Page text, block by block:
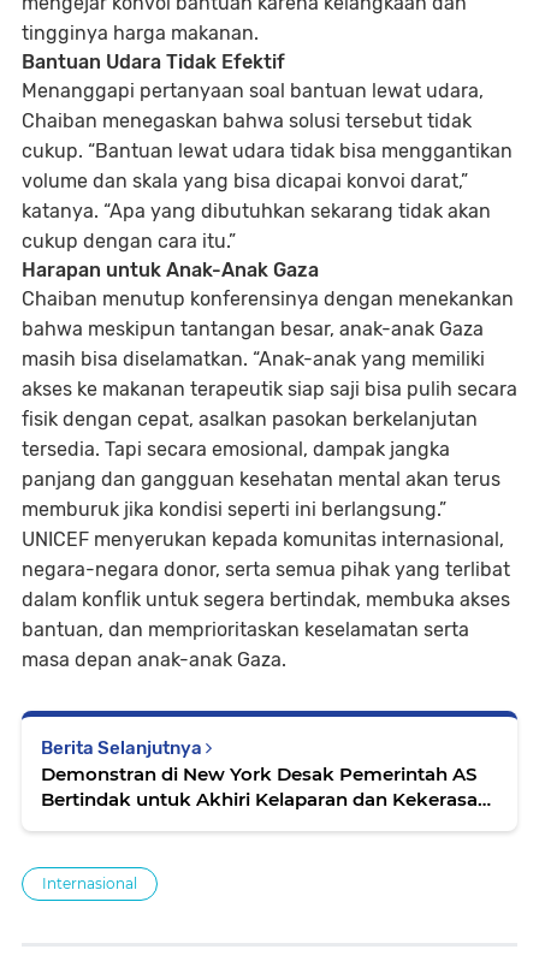
tingginya harga makanan.
Bantuan Udara Tidak Efektif
Menanggapi pertanyaan soal bantuan lewat udara,
Chaiban menegaskan bahwa solusi tersebut tidak
cukup. “Bantuan lewat udara tidak bisa menggantikan
volume dan skala yang bisa dicapai konvoi darat,”
katanya. “Apa yang dibutuhkan sekarang tidak akan
cukup dengan cara itu.”
Harapan untuk Anak-Anak Gaza
Chaiban menutup konferensinya dengan menekankan
bahwa meskipun tantangan besar, anak-anak Gaza
masih bisa diselamatkan. “Anak-anak yang memiliki
akses ke makanan terapeutik siap saji bisa pulih secara
fisik dengan cepat, asalkan pasokan berkelanjutan
tersedia. Tapi secara emosional, dampak jangka
panjang dan gangguan kesehatan mental akan terus
memburuk jika kondisi seperti ini berlangsung.”
UNICEF menyerukan kepada komunitas internasional,
negara-negara donor, serta semua pihak yang terlibat
dalam konflik untuk segera bertindak, membuka akses
bantuan, dan memprioritaskan keselamatan serta
masa depan anak-anak Gaza.
Berita Selanjutnya
Demonstran di New York Desak Pemerintah AS
Bertindak untuk Akhiri Kelaparan dan Kekerasan
Internasional